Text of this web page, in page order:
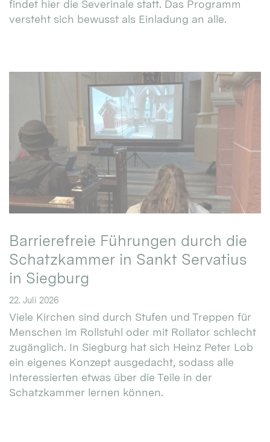
findet hier die Severinale statt. Das Programm
versteht sich bewusst als Einladung an alle.
Barrierefreie Führungen durch die
Schatzkammer in Sankt Servatius
in Siegburg
22. Juli 2026
Viele Kirchen sind durch Stufen und Treppen für
Menschen im Rollstuhl oder mit Rollator schlecht
zugänglich. In Siegburg hat sich Heinz Peter Lob
ein eigenes Konzept ausgedacht, sodass alle
Interessierten etwas über die Teile in der
Schatzkammer lernen können.